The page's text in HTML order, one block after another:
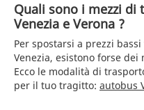
Quali sono i mezzi
Venezia e Verona ?
Per spostarsi a prezzi
Venezia, esistono forse
Ecco le modalità di
per il tuo tragitto: autobus